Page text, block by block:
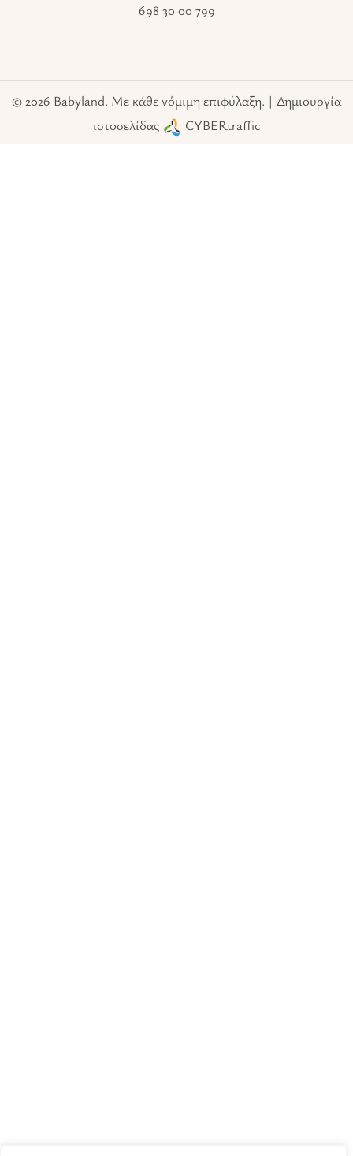
698 30 00 799
© 2026 Babyland. Με κάθε νόμιμη επιφύλαξη. | Δημιουργία
ιστοσελίδας
CYBERtraffic